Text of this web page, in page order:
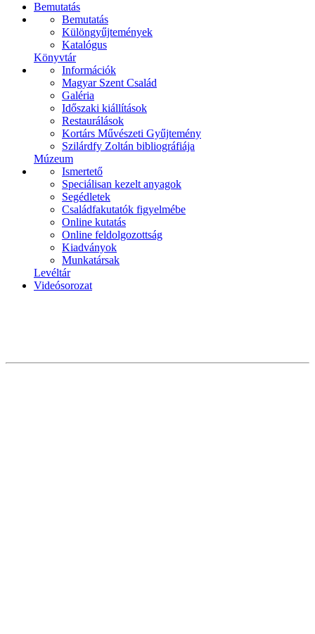
Bemutatás
Bemutatás
Különgyűjtemények
Katalógus
Könyvtár
Információk
Magyar Szent Család
Galéria
Időszaki kiállítások
Restaurálások
Kortárs Művészeti Gyűjtemény
Szilárdfy Zoltán bibliográfiája
Múzeum
Ismertető
Speciálisan kezelt anyagok
Segédletek
Családfakutatók figyelmébe
Online kutatás
Online feldolgozottság
Kiadványok
Munkatársak
Levéltár
Videósorozat